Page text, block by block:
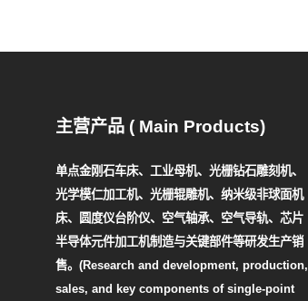
主营产品 ( Main Products)
单点金刚石车床、工业母机、光栅钻石雕刻机、
光学模仁加工机、光栅辊雕机、纳米级非球面机
床、圆度仪台阶仪、空气轴承、空气导轨、芯片
半导体元件加工机制造与关键部件等研发生产销
售。(Research and development, production,
sales, and key components of single-point